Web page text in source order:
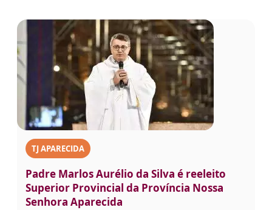
TJ APARECIDA
Padre Marlos Aurélio da Silva é reeleito
Superior Provincial da Província Nossa
Senhora Aparecida